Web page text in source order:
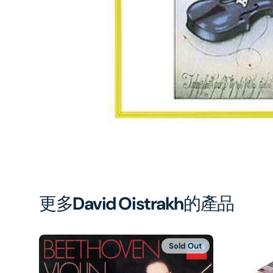
1
in
view
更多David Oistrakh的產品
Sold Out